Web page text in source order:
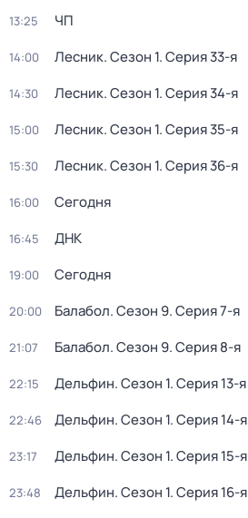
13:25 ЧП
14:00 Лесник. Сезон 1. Серия 33-я
14:30 Лесник. Сезон 1. Серия 34-я
15:00 Лесник. Сезон 1. Серия 35-я
15:30 Лесник. Сезон 1. Серия 36-я
16:00 Сегодня
16:45 ДНК
19:00 Сегодня
20:00 Балабол. Сезон 9. Серия 7-я
21:07 Балабол. Сезон 9. Серия 8-я
22:15 Дельфин. Сезон 1. Серия 13-я
22:46 Дельфин. Сезон 1. Серия 14-я
23:17 Дельфин. Сезон 1. Серия 15-я
23:48 Дельфин. Сезон 1. Серия 16-я